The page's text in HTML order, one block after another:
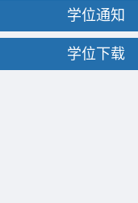
学位通知
学位下载